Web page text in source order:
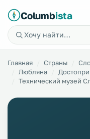
Columbista
Главная Страны
Любляна
Технический музей